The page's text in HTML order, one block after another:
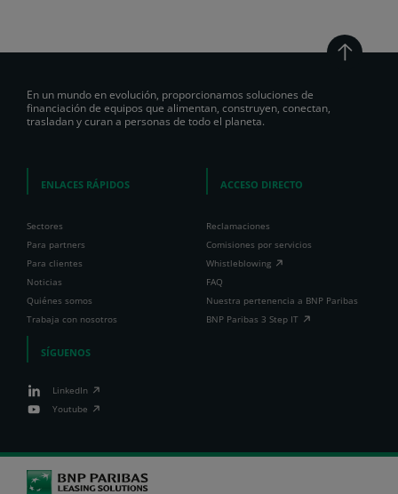
En un mundo en evolución, proporcionamos soluciones de
financiación de equipos que alimentan, construyen, conectan,
trasladan y curan a personas de todo el planeta.
ENLACES RÁPIDOS
Sectores
Para partners
Para clientes
Noticias
Quiénes somos
Trabaja con nosotros
ACCESO DIRECTO
Reclamaciones
Comisiones por servicios
Whistleblowing
FAQ
Nuestra pertenencia a BNP Paribas
BNP Paribas 3 Step IT
SÍGUENOS
LinkedIn
Youtube